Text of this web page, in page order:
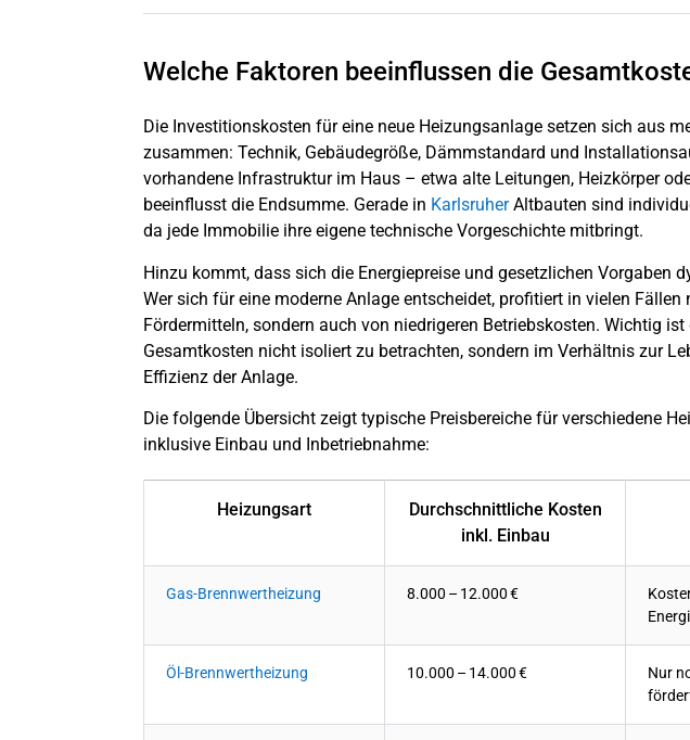
Welche Faktoren beeinflussen die
Die Investitionskosten für eine neue Heizungsanlage setzen sich aus
zusammen: Technik, Gebäudegröße, Dämmstandard und
vorhandene Infrastruktur im Haus – etwa alte Leitungen, Heizkörper
beeinflusst die Endsumme. Gerade in KarlsruherAltbauten sind
da jede Immobilie ihre eigene technische Vorgeschichte mitbringt.
Hinzu kommt, dass sich die Energiepreise und gesetzlichen Vorgaben
Wer sich für eine moderne Anlage entscheidet, profitiert in vielen Fällen
Fördermitteln, sondern auch von niedrigeren Betriebskosten. Wichtig ist
Gesamtkosten nicht isoliert zu betrachten, sondern im Verhältnis zur
Effizienz der Anlage.
Die folgende Übersicht zeigt typische Preisbereiche für verschiedene
inklusive Einbau und Inbetriebnahme:
Heizungsart
Durchschnittliche Kosten
inkl. Einbau
Gas-Brennwertheizung 8.000 – 12.000 €
Öl-Brennwertheizung 10.000 – 14.000 €
Nur